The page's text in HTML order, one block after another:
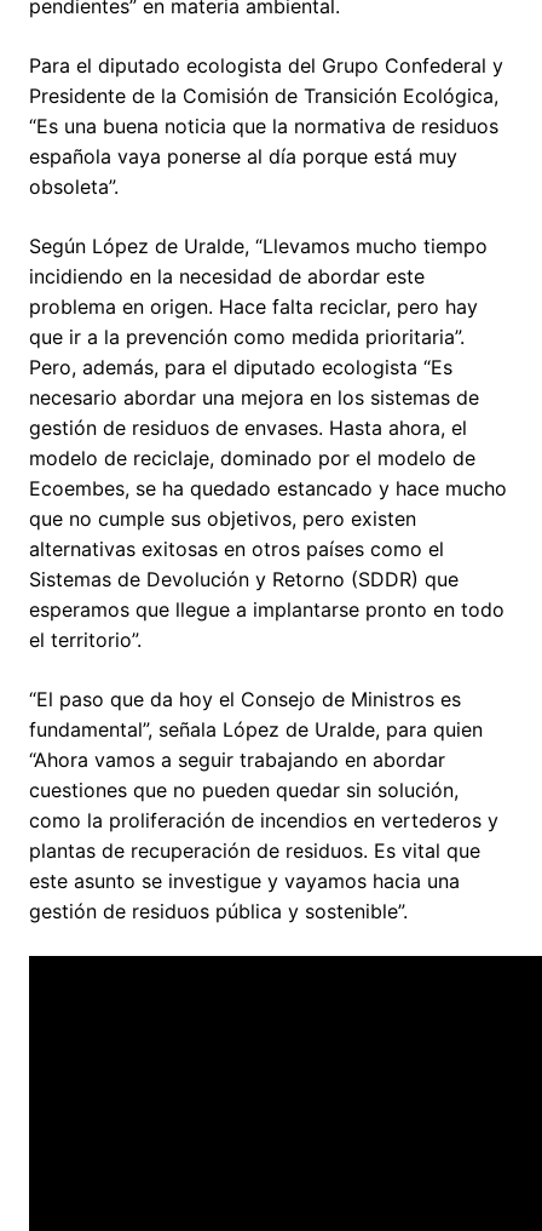
pendientes” en materia ambiental.
Para el diputado ecologista del Grupo Confederal y
Presidente de la Comisión de Transición Ecológica,
“Es una buena noticia que la normativa de residuos
española vaya ponerse al día porque está muy
obsoleta”.
Según López de Uralde, “Llevamos mucho tiempo
incidiendo en la necesidad de abordar este
problema en origen. Hace falta reciclar, pero hay
que ir a la prevención como medida prioritaria”.
Pero, además, para el diputado ecologista “Es
necesario abordar una mejora en los sistemas de
gestión de residuos de envases. Hasta ahora, el
modelo de reciclaje, dominado por el modelo de
Ecoembes, se ha quedado estancado y hace mucho
que no cumple sus objetivos, pero existen
alternativas exitosas en otros países como el
Sistemas de Devolución y Retorno (SDDR) que
esperamos que llegue a implantarse pronto en todo
el territorio”.
“El paso que da hoy el Consejo de Ministros es
fundamental”, señala López de Uralde, para quien
“Ahora vamos a seguir trabajando en abordar
cuestiones que no pueden quedar sin solución,
como la proliferación de incendios en vertederos y
plantas de recuperación de residuos. Es vital que
este asunto se investigue y vayamos hacia una
gestión de residuos pública y sostenible”.